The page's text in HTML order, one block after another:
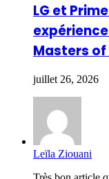
LG et
Masters
juillet 26, 2026
Leïla Ziouani